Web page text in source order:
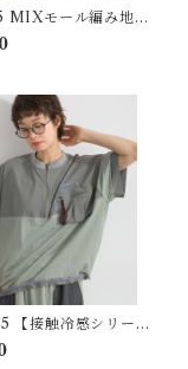
MIXモール編み地切
ルオーバー / MIX C
Logo Pullover
【接触冷感シリー
切替リメイク風プ
ー / Cool-Touch Mi